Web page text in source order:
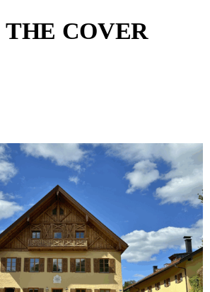
COVER